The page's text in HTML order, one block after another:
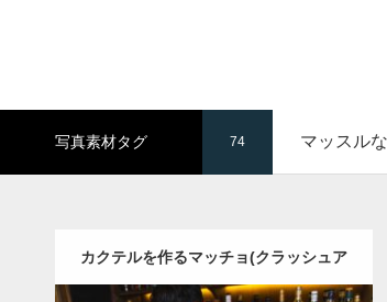
写真素材タグ 74 マッスル
カクテルを作るマッチョ(クラッシュア